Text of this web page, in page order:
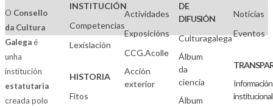
O Consello
da Cultura
Galegaé
unha
institución
estatutaria
creada polo
INSTITUCIÓN
Competencias
Lexislación
HISTORIA
Fitos
Actividades
Exposicións
CCG.Acolle
Acción
exterior
DE
DIFUSIÓN
Culturagalega
Álbum
da
ciencia
Álbum
Noticias
Eventos
Información
institucional